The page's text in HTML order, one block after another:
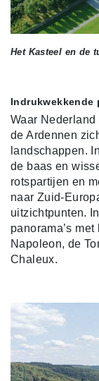
Het Kasteel en de
Indrukwekkende
Waar
de Ardennen
landschappen.
de baas en
rotspartijen en
naar Zuid-
uitzichtpunten.
panorama’s
Napoleon, de
Chaleux.